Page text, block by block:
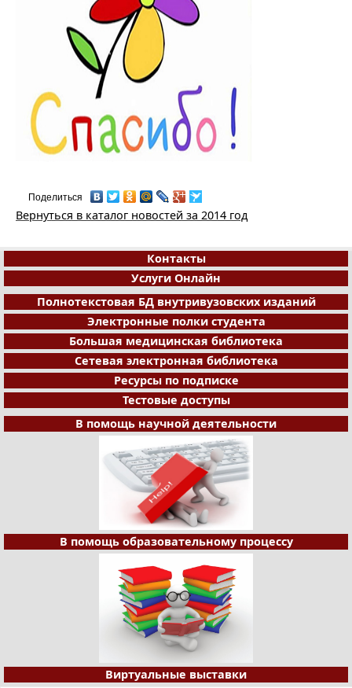
Поделиться
Вернуться в каталог новостей за 2014 год
Контакты
Услуги Онлайн
Полнотекстовая БД внутривузовских изданий
Электронные полки студента
Большая медицинская библиотека
Сетевая электронная библиотека
Ресурсы по подписке
Тестовые доступы
В помощь научной деятельности
В помощь образовательному процессу
Виртуальные выставки